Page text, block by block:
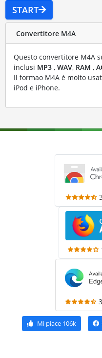
START
Convertitore M4A
Questo convertitore M4A
inclusi MP3, WAV, RAM ,
Il formao M4A è molto
iPod e iPhone.
Mi piace 106k